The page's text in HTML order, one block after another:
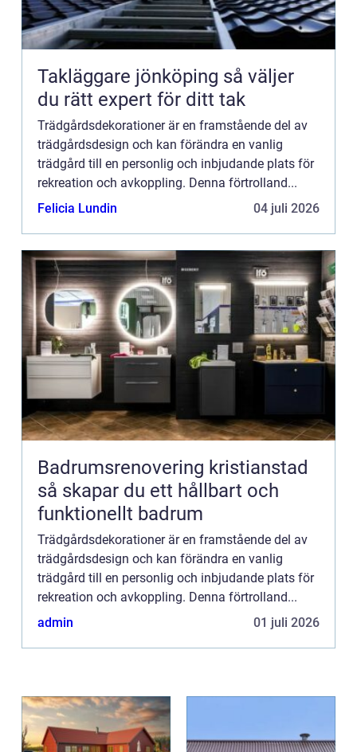
Takläggare jönköping så väljer
du rätt expert för ditt tak
Trädgårdsdekorationer är en framstående del av
trädgårdsdesign och kan förändra en vanlig
trädgård till en personlig och inbjudande plats för
rekreation och avkoppling. Denna förtrolland...
Felicia Lundin
04 juli 2026
Badrumsrenovering kristianstad
så skapar du ett hållbart och
funktionellt badrum
Trädgårdsdekorationer är en framstående del av
trädgårdsdesign och kan förändra en vanlig
trädgård till en personlig och inbjudande plats för
rekreation och avkoppling. Denna förtrolland...
admin
01 juli 2026